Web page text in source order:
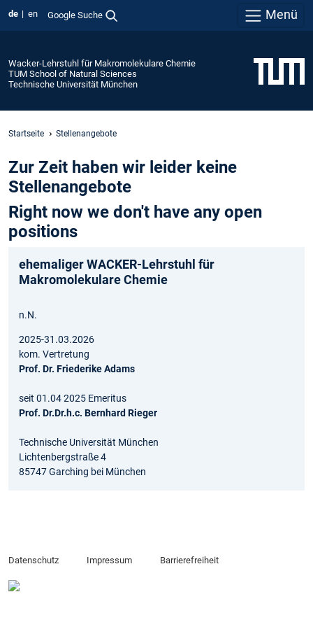
de en Google Suche Menü
Wacker-Lehrstuhl für Makromolekulare Chemie
TUM School of Natural Sciences
Technische Universität München
Startseite Stellenangebote
Zur Zeit haben wir leider keine
Stellenangebote
Right now we don't have any open
positions
ehemaliger WACKER-Lehrstuhl für
Makromolekulare Chemie
n.N.
2025-31.03.2026
kom. Vertretung
Prof. Dr. Friederike Adams
seit 01.04 2025 Emeritus
Prof. Dr.Dr.h.c. Bernhard Rieger
Technische Universität München
Lichtenbergstraße 4
85747 Garching bei München
Datenschutz Impressum Barrierefreiheit